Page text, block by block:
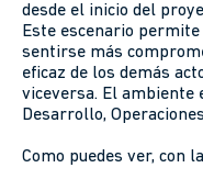
desde el inicio del
Este escenario permite
sentirse más
eficaz de los demás
viceversa. El ambiente
Desarrollo,
Como puedes ver, con